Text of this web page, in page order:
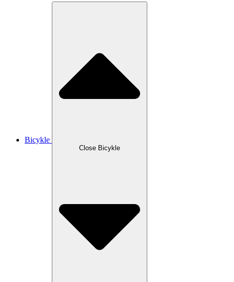
Bicykle
Close Bicykle